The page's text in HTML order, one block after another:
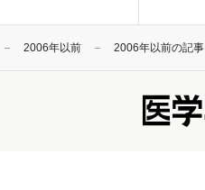
2006年以前 2006年以前の記事